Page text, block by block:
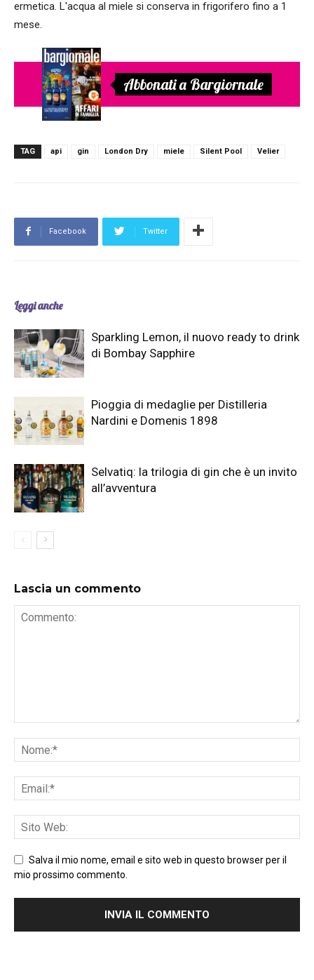
ermetica. L'acqua al miele si conserva in frigorifero fino a 1
mese.
Abbonati a Bargiornale
TAG api gin London Dry miele Silent Pool Velier
Facebook Twitter
Leggi anche
Sparkling Lemon, il nuovo ready to drink
di Bombay Sapphire
Pioggia di medaglie per Distilleria
Nardini e Domenis 1898
Selvatiq: la trilogia di gin che è un invito
all’avventura
Lascia un commento
Salva il mio nome, email e sito web in questo browser per il
mio prossimo commento.